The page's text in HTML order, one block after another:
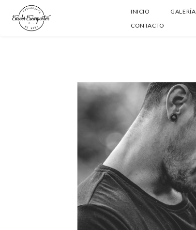
INICIO GALERÍA
CONTACTO